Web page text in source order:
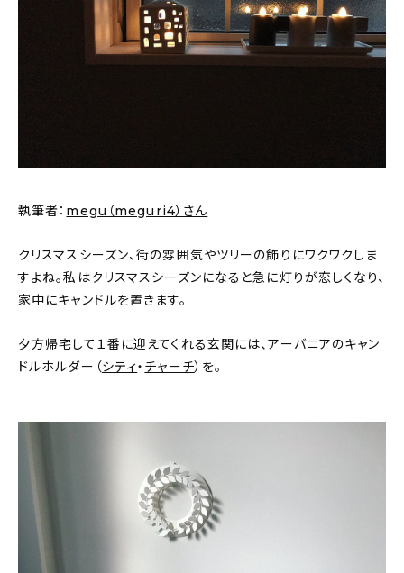
執筆者： megu（meguri4）さん
クリスマスシーズン、街の雰囲気やツリーの飾りにワクワクしま
すよね。私はクリスマスシーズンになると急に灯りが恋しくなり、
家中にキャンドルを置きます。
夕方帰宅して１番に迎えてくれる玄関には、アーバニアのキャン
ドルホルダー（シティ・ チャーチ）を。